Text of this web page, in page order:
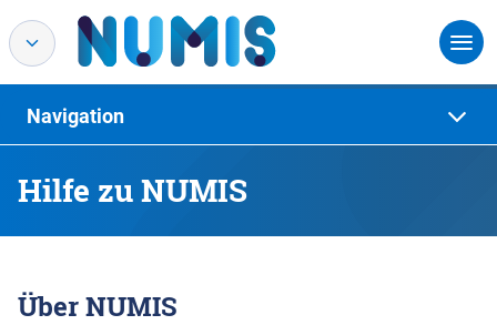
Hilfe zu NUMIS
Navigation
Über NUMIS